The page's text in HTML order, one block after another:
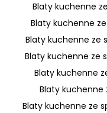
Blaty kuchenne
Blaty kuchenne
Blaty kuchenne ze
Blaty kuchenne ze
Blaty kuchenne
Blaty kuchenne
Blaty kuchenne ze